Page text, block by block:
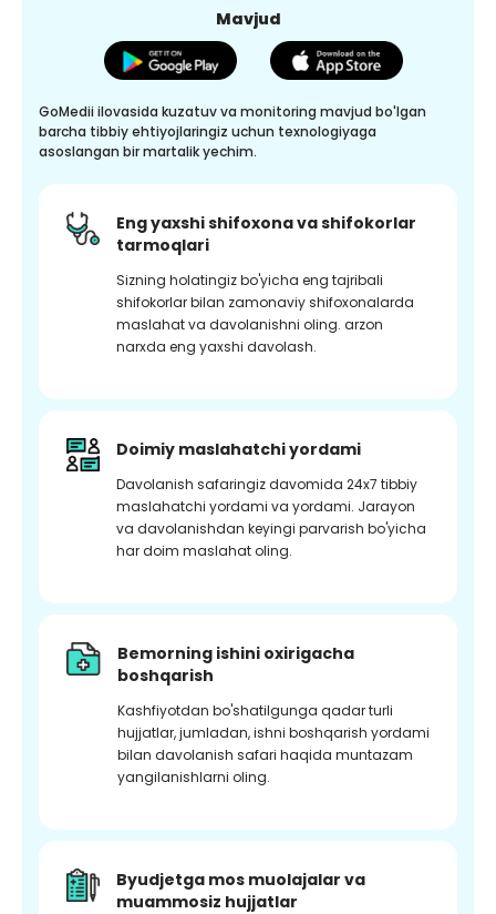
Mavjud
GoMedii ilovasida kuzatuv va monitoring mavjud bo'lgan
barcha tibbiy ehtiyojlaringiz uchun texnologiyaga
asoslangan bir martalik yechim.
Eng yaxshi shifoxona va shifokorlar
tarmoqlari
Sizning holatingiz bo'yicha eng tajribali
shifokorlar bilan zamonaviy shifoxonalarda
maslahat va davolanishni oling. arzon
narxda eng yaxshi davolash.
Doimiy maslahatchi yordami
Davolanish safaringiz davomida 24x7 tibbiy
maslahatchi yordami va yordami. Jarayon
va davolanishdan keyingi parvarish bo'yicha
har doim maslahat oling.
Bemorning ishini oxirigacha
boshqarish
Kashfiyotdan bo'shatilgunga qadar turli
hujjatlar, jumladan, ishni boshqarish yordami
bilan davolanish safari haqida muntazam
yangilanishlarni oling.
Byudjetga mos muolajalar va
muammosiz hujjatlar